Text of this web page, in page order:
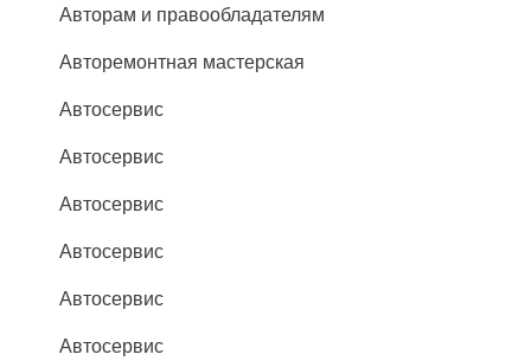
Авторам и правообладателям
Авторемонтная мастерская
Автосервис
Автосервис
Автосервис
Автосервис
Автосервис
Автосервис